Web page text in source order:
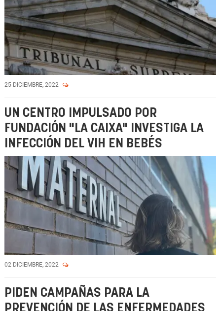
25 DICIEMBRE, 2022
UN CENTRO IMPULSADO POR
FUNDACIÓN "LA CAIXA" INVESTIGA LA
INFECCIÓN DEL VIH EN BEBÉS
02 DICIEMBRE, 2022
PIDEN CAMPAÑAS PARA LA
PREVENCIÓN DE LAS ENFERMEDADES